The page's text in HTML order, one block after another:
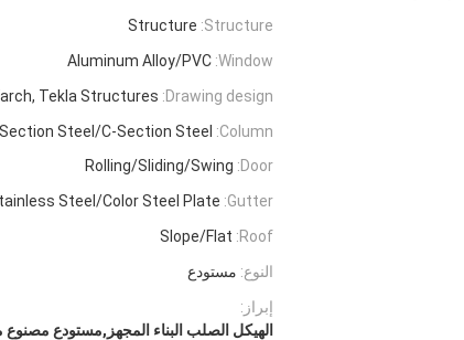
Structure:
Structure
Window:
Aluminum Alloy/PVC
Drawing design:
Tekla Structures
Column:
Steel/C-Section Steel
Door:
Rolling/Sliding/Swing
Gutter:
Steel/Color Steel Plate
Roof:
Slope/Flat
النوع: مستودع
إبراز:
الهيكل الصلب البناء المجهز,مستودع